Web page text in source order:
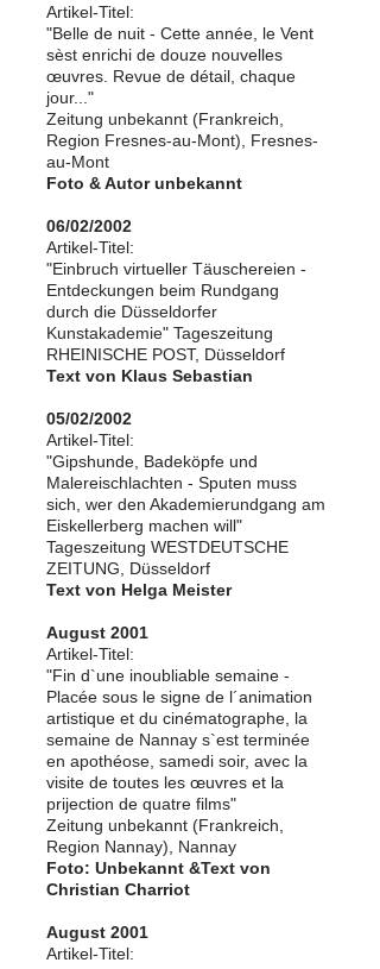
Artikel-Titel:
"Belle de nuit - Cette année, le Vent
sèst enrichi de douze nouvelles
œuvres. Revue de détail, chaque
jour..."
Zeitung unbekannt (Frankreich,
Region Fresnes-au-Mont), Fresnes-
au-Mont
Foto & Autor unbekannt
06/02/2002
Artikel-Titel:
"Einbruch virtueller Täuschereien -
Entdeckungen beim Rundgang
durch die Düsseldorfer
Kunstakademie" Tageszeitung
RHEINISCHE POST, Düsseldorf
Text von Klaus Sebastian
05/02/2002
Artikel-Titel:
"Gipshunde, Badeköpfe und
Malereischlachten - Sputen muss
sich, wer den Akademierundgang am
Eiskellerberg machen will"
Tageszeitung WESTDEUTSCHE
ZEITUNG, Düsseldorf
Text von Helga Meister
August 2001
Artikel-Titel:
"Fin d`une inoubliable semaine -
Placée sous le signe de l´animation
artistique et du cinématographe, la
semaine de Nannay s`est terminée
en apothéose, samedi soir, avec la
visite de toutes les œuvres et la
prijection de quatre films"
Zeitung unbekannt (Frankreich,
Region Nannay), Nannay
Foto: Unbekannt &Text von
Christian Charriot
August 2001
Artikel-Titel: